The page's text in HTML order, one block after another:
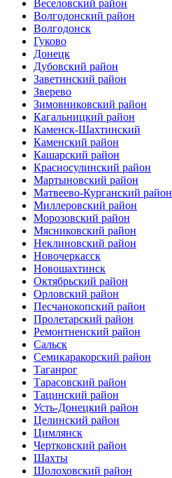
Веселовский район
Волгодонский район
Волгодонск
Гуково
Донецк
Дубовский район
Заветинский район
Зверево
Зимовниковский район
Кагальницкий район
Каменск-Шахтинский
Каменский район
Кашарский район
Красносулинский район
Мартыновский район
Матвеево-Курганский район
Миллеровский район
Морозовский район
Мясниковский район
Неклиновский район
Новочеркасск
Новошахтинск
Октябрьский район
Орловский район
Песчанокопский район
Пролетарский район
Ремонтненский район
Сальск
Семикаракорский район
Таганрог
Тарасовский район
Тацинский район
Усть-Донецкий район
Целинский район
Цимлянск
Чертковский район
Шахты
Шолоховский район